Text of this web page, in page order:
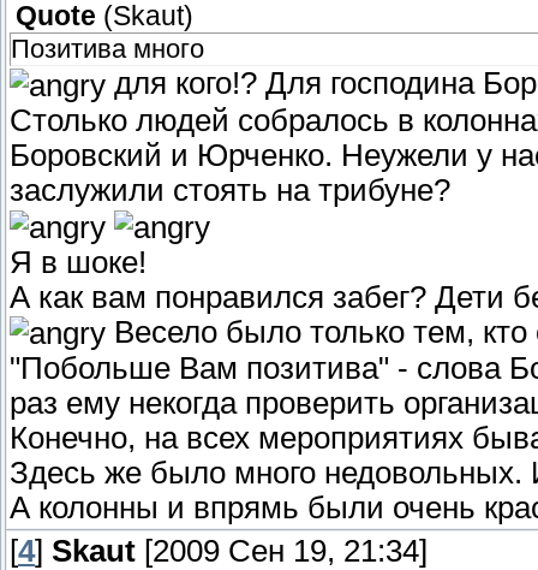
Quote (Skaut)
Позитива много
для кого!? Для господина
Столько людей собралось в
Боровский и Юрченко. Неужели у
заслужили стоять на трибуне?
Я в шоке!
А как вам понравился забег? Дети
Весело было только тем,
"Побольше Вам позитива" - слова
раз ему некогда проверить
Конечно, на всех мероприятиях
Здесь же было много недовольных.
А колонны и впрямь были очень
[4] Skaut [2009 Сен 19, 21:34]